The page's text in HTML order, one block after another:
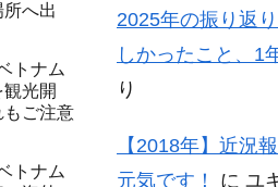
へ出
トナム
光開
もご注意
トナム
2025年の振り返
しかったこと、1
り
【2018年】近況
元気です！
に ユ